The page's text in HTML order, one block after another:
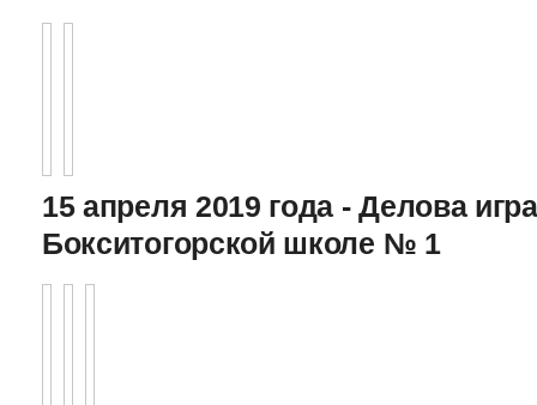
15 апреля 2019 года - Делова
Бокситогорской школе № 1